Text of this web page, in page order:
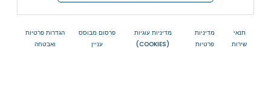
תנאי
שירות
מדיניות
פרטיות
מדיניות עוגיות
(COOKIES)
פרסום מבוסס
עניין
הגדרות פרטיות
ואבטחה